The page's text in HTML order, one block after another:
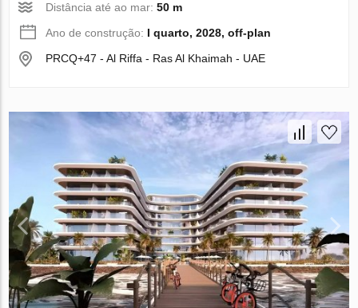
Distância até ao mar:50 m
Ano de construção: I quarto, 2028, off-plan
PRCQ+47 - Al Riffa - Ras Al Khaimah - UAE